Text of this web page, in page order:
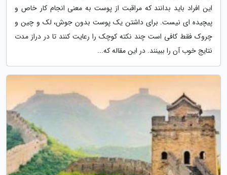
این افراد باید بدانند که مراقبت از پوست به معنی انجام کار خاص و
پیچیده ای نیست. برای داشتن یک پوست بدون جوش، لک و چین و
چروک فقط کافی است چند نکته کوچک را رعایت کنند تا در دراز مدت
نتایج خوب آن را ببینند. در این مقاله که...